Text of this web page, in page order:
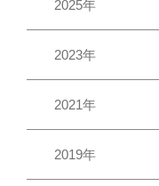
2025年
2023年
2021年
2019年